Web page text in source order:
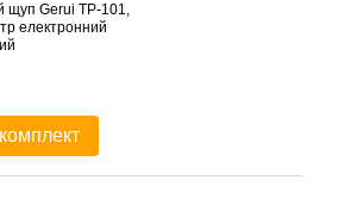
щуп Gerui TP-101,
електронний